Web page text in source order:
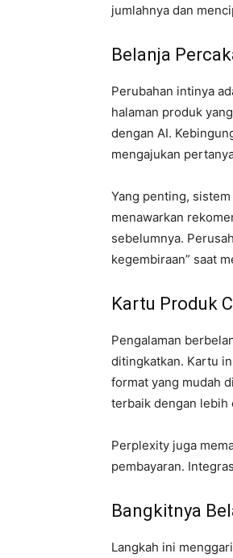
jumlahnya dan
Belanja
Perubahan intinya
halaman produk
dengan AI.
mengajukan
Yang penting,
menawarkan
sebelumnya.
kegembiraan” saat
Kartu Produk
Pengalaman
ditingkatkan. Kartu
format yang mudah
terbaik dengan lebih
Perplexity juga
pembayaran.
Bangkitnya
Langkah ini